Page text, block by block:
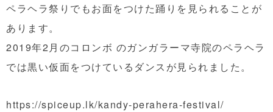
ペラヘラ祭りでもお面をつけた踊りを見られることが
あります。
2019年2月のコロンボ のガンガラーマ寺院のペラヘラ
では黒い仮面をつけているダンスが見られました。
https://spiceup.lk/kandy-perahera-festival/